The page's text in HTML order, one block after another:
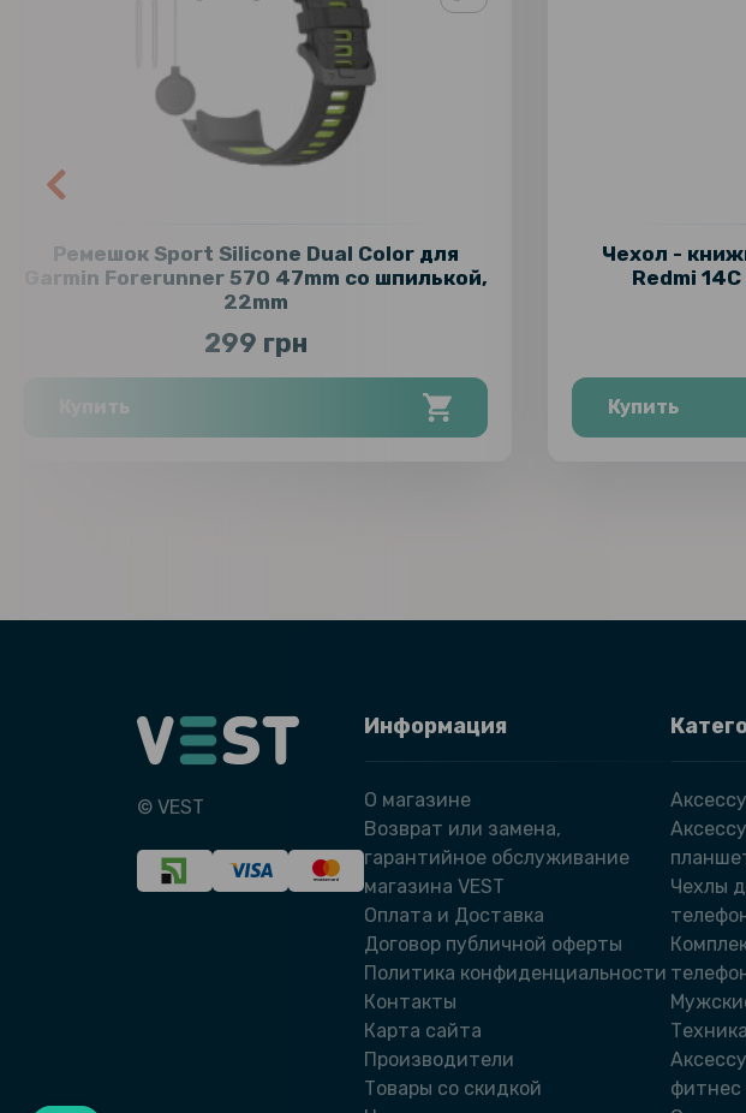
Ремешок Sport Silicone Dual Color для
Garmin Forerunner 570 47mm со шпилькой,
22mm
299 грн
Купить
Чехол -
Redmi
Купить
© VEST
Информация
О магазине
Возврат или замена,
гарантийное обслуживание
магазина VEST
Оплата и Доставка
Договор публичной оферты
Политика конфиденциальности
Контакты
Карта сайта
Производители
Товары со скидкой
Чехлы
фитнес